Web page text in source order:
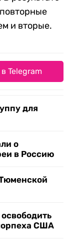
и вторые.
Telegram
для
о
в Россию
США